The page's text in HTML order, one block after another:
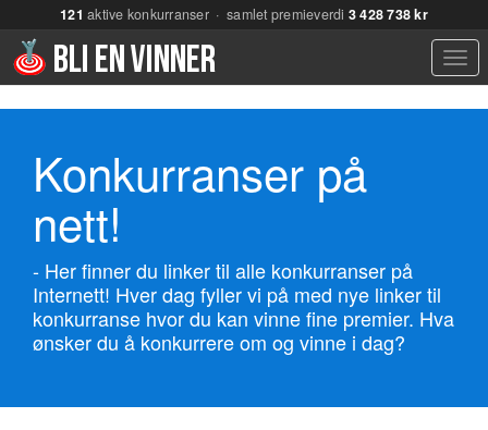
121 aktive konkurranser · samlet premieverdi 3 428 738 kr
Konkurranser på
nett!
- Her finner du linker til alle konkurranser på
Internett! Hver dag fyller vi på med nye linker til
konkurranse hvor du kan vinne fine premier. Hva
ønsker du å konkurrere om og vinne i dag?